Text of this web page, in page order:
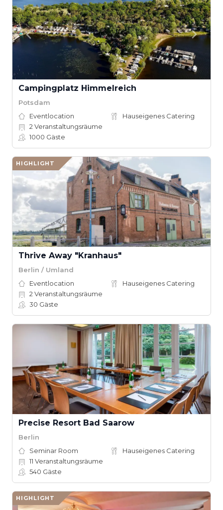
Campingplatz Himmelreich
Potsdam
Eventlocation
Hauseigenes Catering
2 Veranstaltungsräume
1000 Gäste
HIGHLIGHT
Thrive Away "Kranhaus"
Berlin / Umland
Eventlocation
Hauseigenes Catering
2 Veranstaltungsräume
30 Gäste
Precise Resort Bad Saarow
Berlin
Seminar Room
Hauseigenes Catering
11 Veranstaltungsräume
540 Gäste
HIGHLIGHT